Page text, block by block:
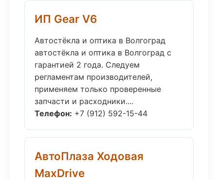
ИП Gear V6
Автостёкла и оптика в Волгоград
автостёкла и оптика в Волгоград с
гарантией 2 года. Следуем
регламентам производителей,
применяем только проверенные
запчасти и расходники....
Телефон: +7 (912) 592-15-44
АвтоПлаза Ходовая
MaxDrive